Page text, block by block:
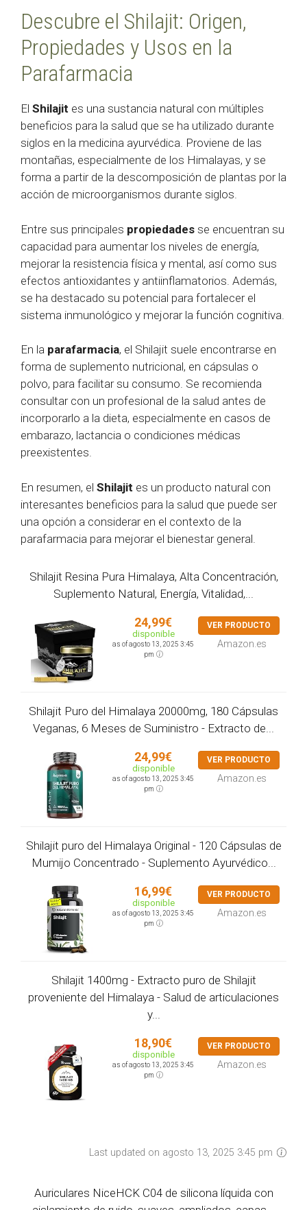
Descubre el Shilajit: Origen,
Propiedades y Usos en la
Parafarmacia
El Shilajit es una sustancia natural con múltiples
beneficios para la salud que se ha utilizado durante
siglos en la medicina ayurvédica. Proviene de las
montañas, especialmente de los Himalayas, y se
forma a partir de la descomposición de plantas por la
acción de microorganismos durante siglos.
Entre sus principales propiedades se encuentran su
capacidad para aumentar los niveles de energía,
mejorar la resistencia física y mental, así como sus
efectos antioxidantes y antiinflamatorios. Además,
se ha destacado su potencial para fortalecer el
sistema inmunológico y mejorar la función cognitiva.
En la parafarmacia, el Shilajit suele encontrarse en
forma de suplemento nutricional, en cápsulas o
polvo, para facilitar su consumo. Se recomienda
consultar con un profesional de la salud antes de
incorporarlo a la dieta, especialmente en casos de
embarazo, lactancia o condiciones médicas
preexistentes.
En resumen, el Shilajit es un producto natural con
interesantes beneficios para la salud que puede ser
una opción a considerar en el contexto de la
parafarmacia para mejorar el bienestar general.
Shilajit Resina Pura Himalaya, Alta Concentración,
Suplemento Natural, Energía, Vitalidad,...
24,99€
disponible
as of agosto 13, 2025 3:45
pm
VER PRODUCTO
Amazon.es
Shilajit Puro del Himalaya 20000mg, 180 Cápsulas
Veganas, 6 Meses de Suministro - Extracto de...
24,99€
disponible
as of agosto 13, 2025 3:45
pm
VER PRODUCTO
Amazon.es
Shilajit puro del Himalaya Original - 120 Cápsulas de
Mumijo Concentrado - Suplemento Ayurvédico...
16,99€
disponible
as of agosto 13, 2025 3:45
pm
VER PRODUCTO
Amazon.es
Shilajit 1400mg - Extracto puro de Shilajit
proveniente del Himalaya - Salud de articulaciones
y...
18,90€
disponible
as of agosto 13, 2025 3:45
pm
VER PRODUCTO
Amazon.es
Last updated on agosto 13, 2025 3:45 pm
Auriculares NiceHCK C04 de silicona líquida con